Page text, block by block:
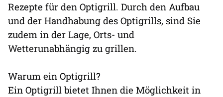
Rezepte für den Optigrill. Durch den Aufbau
und der Handhabung des Optigrills, sind Sie
zudem in der Lage, Orts- und
Wetterunabhängig zu grillen.
Warum ein Optigrill?
Ein Optigrill bietet Ihnen die Möglichkeit in